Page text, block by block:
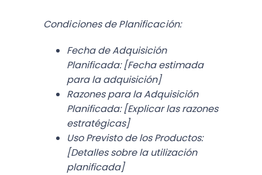
Condiciones de Planificación:
Fecha de Adquisición
Planificada:[Fecha estimada
para la adquisición]
Razones para la Adquisición
Planificada:[Explicar las razones
estratégicas]
Uso Previsto de los Productos:
[Detalles sobre la utilización
planificada]